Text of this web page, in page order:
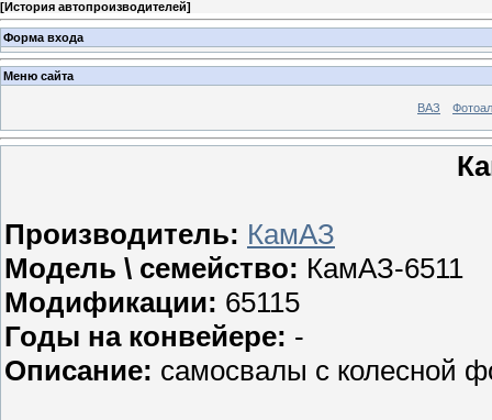
[История автопроизводителей]
Форма входа
Меню сайта
ВАЗ
Производитель: КамАЗ
Модель \ семейство: КамАЗ-6511
Модификации: 65115
Годы на конвейере: -
Описание: самосвалы с колесной